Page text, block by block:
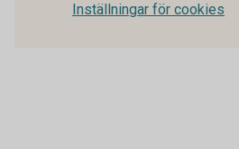
Inställningar för cookies